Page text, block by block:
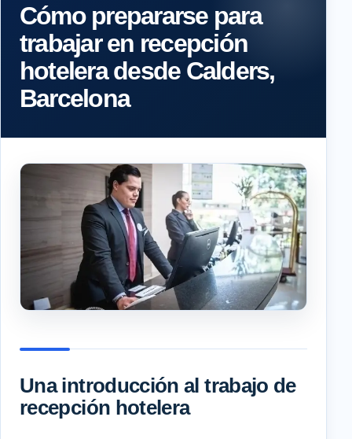
Cómo prepararse para
trabajar en recepción
hotelera desde Calders,
Barcelona
Una introducción al trabajo de
recepción hotelera